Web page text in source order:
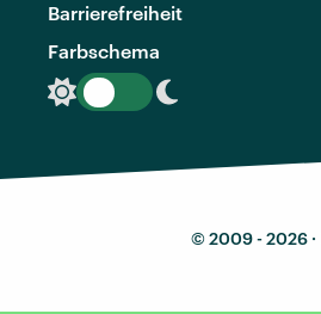
Barrierefreiheit
Farbschema
© 2009 - 2026 ·